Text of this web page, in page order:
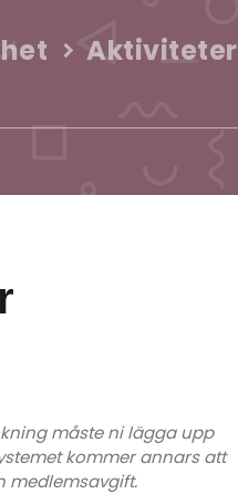
Aktiviteter
måste ni lägga upp
kommer annars att
medlemsavgift.